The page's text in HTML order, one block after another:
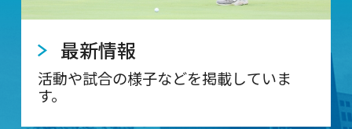
最新情報
活動や試合の様子などを掲載していま
す。